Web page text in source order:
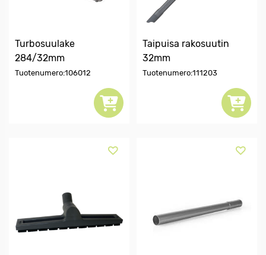
Turbosuulake
284/32mm
Tuotenumero:106012
Taipuisa rakosuutin
32mm
Tuotenumero:111203